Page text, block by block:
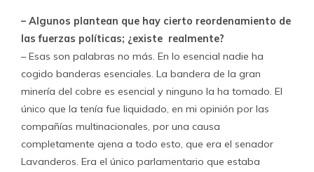
– Algunos plantean que hay cierto reordenamiento de
las fuerzas políticas; ¿existe realmente?
– Esas son palabras no más. En lo esencial nadie ha
cogido banderas esenciales. La bandera de la gran
minería del cobre es esencial y ninguno la ha tomado. El
único que la tenía fue liquidado, en mi opinión por las
compañías multinacionales, por una causa
completamente ajena a todo esto, que era el senador
Lavanderos. Era el único parlamentario que estaba